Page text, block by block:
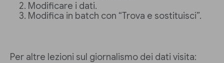
Modificare i dati.
Modifica in batch con “Trova e sostituisci”.
Per altre lezioni sul giornalismo dei dati visita: